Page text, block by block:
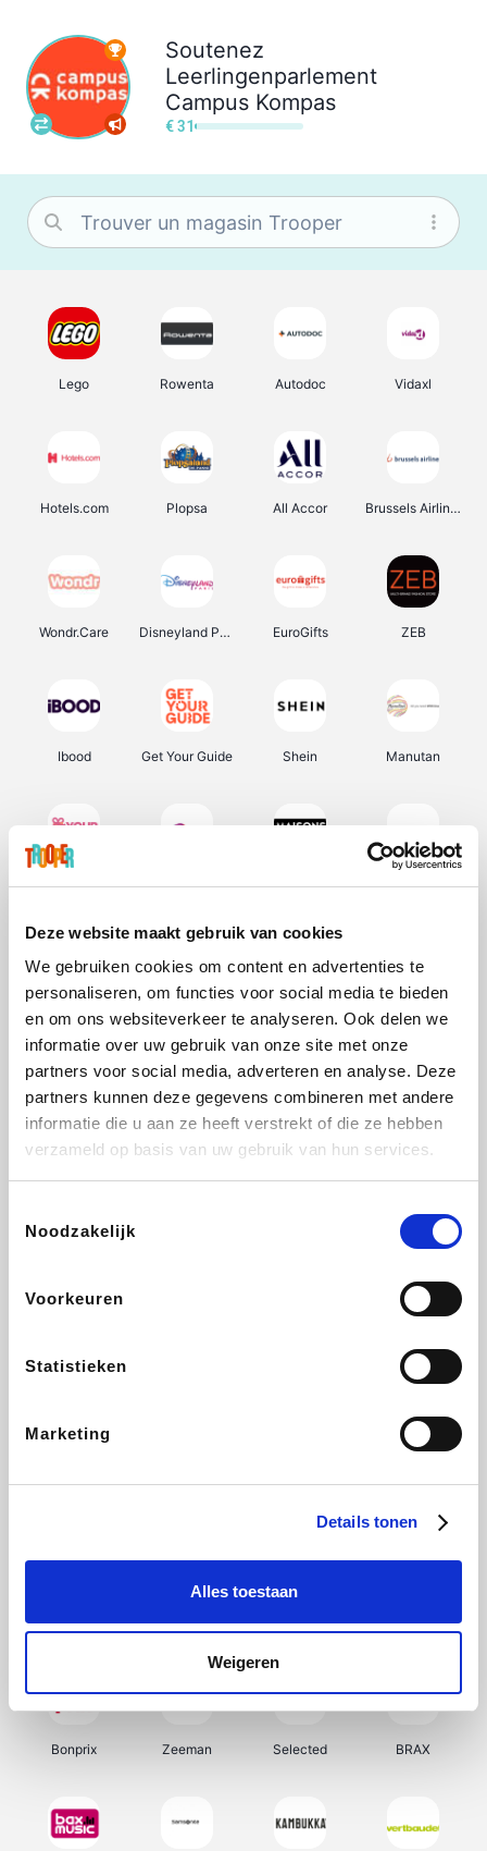
Deze website maakt gebruik van cookies
We gebruiken cookies om content en advertenties te
personaliseren, om functies voor social media te bieden
en om ons websiteverkeer te analyseren. Ook delen we
informatie over uw gebruik van onze site met onze
partners voor social media, adverteren en analyse. Deze
partners kunnen deze gegevens combineren met andere
informatie die u aan ze heeft verstrekt of die ze hebben
verzameld op basis van uw gebruik van hun services.
Noodzakelijk
Voorkeuren
Statistieken
Marketing
Details tonen
Alles toestaan
Weigeren
Soutenez
Leerlingenparlement
Campus Kompas
€ 31
Lego Rowenta Autodoc Vidaxl
Hotels.com Plopsa All Accor Brussels Airlines
Wondr.Care Disneyland Paris EuroGifts ZEB
Ibood Get Your Guide Shein Manutan
Sarenza Interhome Schiesser Bolt Energie
DeubaXXL
Ekoi About You
Weekendesk Tennis Point Samsung Delonghi
Bonprix Zeeman Selected BRAX